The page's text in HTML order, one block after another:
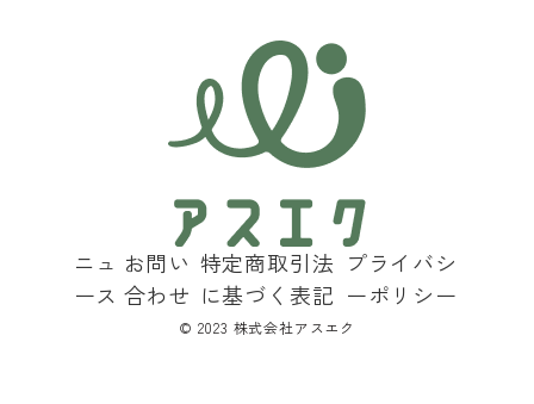
ニュ
ース
お問い
合わせ
特定商取引法
に基づく表記
プライバシ
ーポリシー
©︎ 2023 株式会社アスエク